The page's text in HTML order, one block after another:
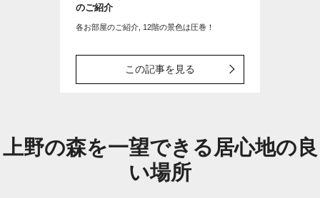
のご紹介
各お部屋のご紹介, 12階の景色は圧巻！
この記事を見る
上野の森を一望できる居心地の良
い場所